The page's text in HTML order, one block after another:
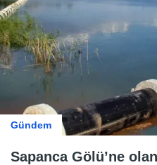
Gündem
Sapanca Gölü’ne